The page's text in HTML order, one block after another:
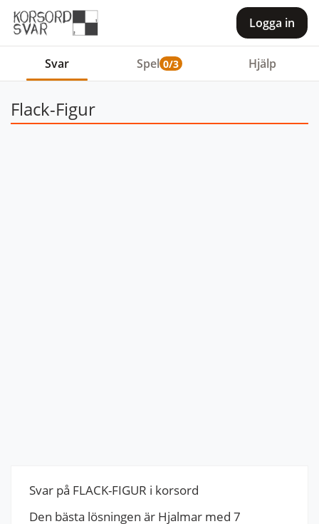
Logga in
Svar Spel 0/3 Hjälp
Flack-Figur
Svar på FLACK-FIGUR i korsord
Den bästa lösningen är Hjalmar med 7